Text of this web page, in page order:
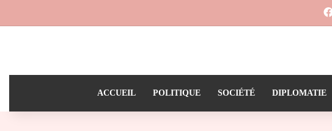
ACCUEIL POLITIQUE SOCIÉTÉ DIPLOMATIE